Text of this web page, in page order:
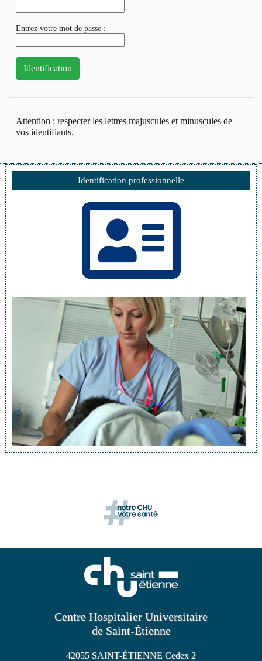
Identification professionnelle
Entrez votre mot de passe :
Attention : respecter les lettres majuscules et minuscules de
vos identifiants.
Centre Hospitalier Universitaire
de Saint-Étienne
42055 SAINT-ÉTIENNE Cedex 2